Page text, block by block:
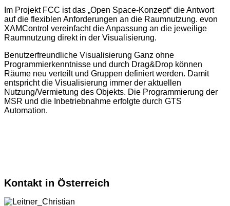
Im Projekt FCC ist das „Open Space-Konzept“ die Antwort
auf die flexiblen Anforderungen an die Raumnutzung. evon
XAMControl vereinfacht die Anpassung an die jeweilige
Raumnutzung direkt in der Visualisierung.
Benutzerfreundliche Visualisierung Ganz ohne
Programmierkenntnisse und durch Drag&Drop können
Räume neu verteilt und Gruppen definiert werden. Damit
entspricht die Visualisierung immer der aktuellen
Nutzung/Vermietung des Objekts. Die Programmierung der
MSR und die Inbetriebnahme erfolgte durch GTS
Automation.
Kontakt in Österreich